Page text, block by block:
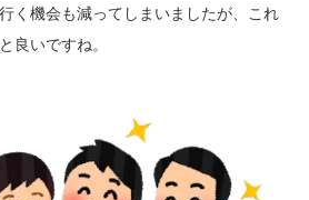
く機会も減ってしまいましたが、これ
良いですね。